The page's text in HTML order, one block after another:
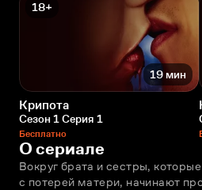
18+
19 мин
Крипота
Сезон 1 Серия 1
Бесплатно
О сериале
Вокруг брата и сестры,
с потерей матери, начинают